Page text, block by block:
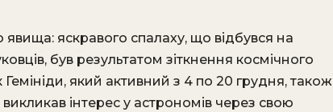
яскравого спалаху, що відбувся на
був результатом зіткнення космічного
який активний з 4 по 20 грудня, також
інтерес у астрономів через свою